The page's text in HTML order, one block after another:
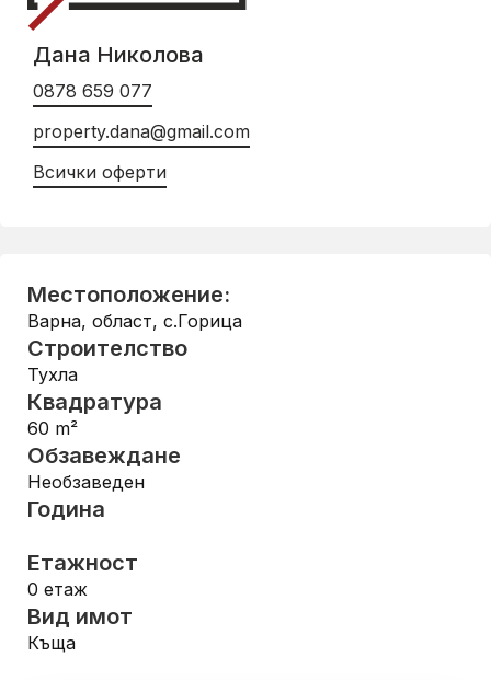
Дана Николова
0878 659 077
property.dana@gmail.com
Всички оферти
Местоположение:
Варна, област, с.Горица
Строителство
Тухла
Квадратура
60 m²
Обзавеждане
Необзаведен
Година
Етажност
0 етаж
Вид имот
Къща